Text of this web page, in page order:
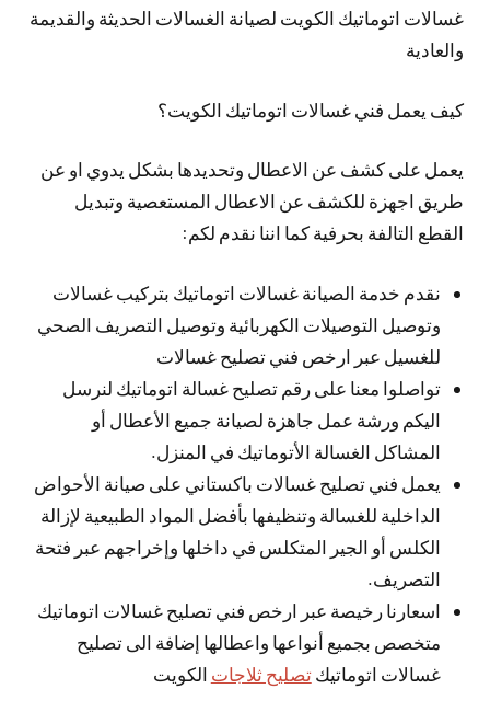
غسالات اتوماتيك الكويت لصيانة الغسالات الحديثة والقديمة
والعادية
كيف يعمل فني غسالات اتوماتيك الكويت؟
يعمل على كشف عن الاعطال وتحديدها بشكل يدوي او عن
طريق اجهزة للكشف عن الاعطال المستعصية وتبديل
القطع التالفة بحرفية كما اننا نقدم لكم:
نقدم خدمة الصيانة غسالات اتوماتيك بتركيب غسالات
وتوصيل التوصيلات الكهربائية وتوصيل التصريف الصحي
للغسيل عبر ارخص فني تصليح غسالات
تواصلوا معنا على رقم تصليح غسالة اتوماتيك لنرسل
اليكم ورشة عمل جاهزة لصيانة جميع الأعطال أو
المشاكل الغسالة الأتوماتيك في المنزل.
يعمل فني تصليح غسالات باكستاني على صيانة الأحواض
الداخلية للغسالة وتنظيفها بأفضل المواد الطبيعية لإزالة
الكلس أو الجير المتكلس في داخلها وإخراجهم عبر فتحة
التصريف.
اسعارنا رخيصة عبر ارخص فني تصليح غسالات اتوماتيك
متخصص بجميع أنواعها واعطالها إضافة الى تصليح
غسالات اتوماتيكتصليح ثلاجات الكويت